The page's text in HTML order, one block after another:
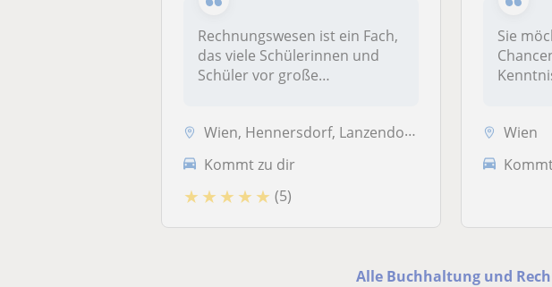
Rechnungswesen ist ein Fach,
das viele Schülerinnen und
Schüler vor große
Wien, Hennersdorf, Lanzendorf, Leopoldsdorf, Schwechat, Zwölfaxing
Kommt zu dir
★ ★ ★ ★ ★ (5)
Sie
Wien
Alle Buchhaltung und